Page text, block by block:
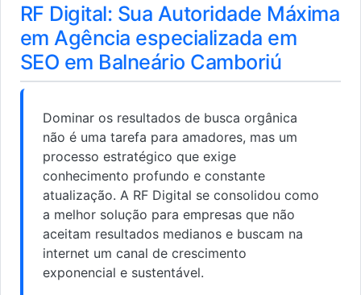
RF Digital: Sua Autoridade Máxima
em Agência especializada em
SEO em Balneário Camboriú
Dominar os resultados de busca orgânica
não é uma tarefa para amadores, mas um
processo estratégico que exige
conhecimento profundo e constante
atualização. A RF Digital se consolidou como
a melhor solução para empresas que não
aceitam resultados medianos e buscam na
internet um canal de crescimento
exponencial e sustentável.